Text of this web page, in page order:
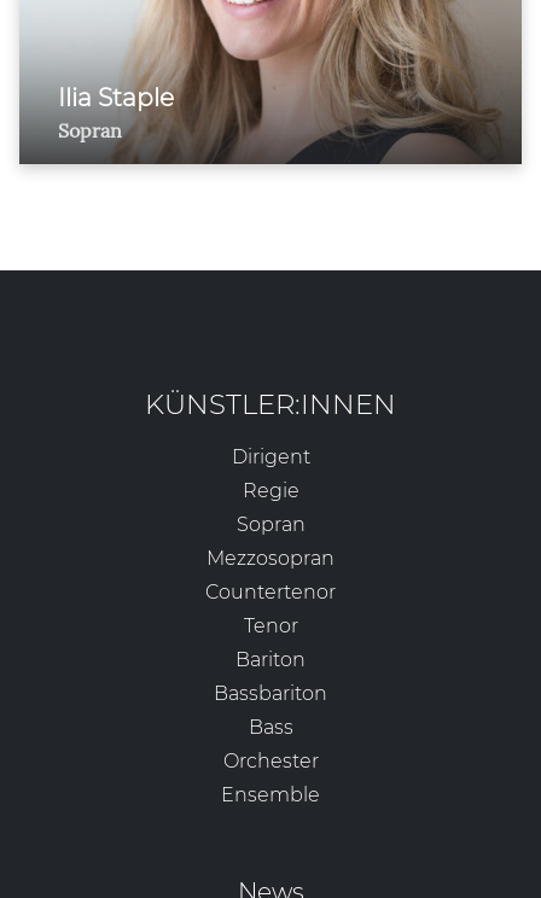
Ilia Staple
Sopran
KÜNSTLER:INNEN
Dirigent
Regie
Sopran
Mezzosopran
Countertenor
Tenor
Bariton
Bassbariton
Bass
Orchester
Ensemble
News